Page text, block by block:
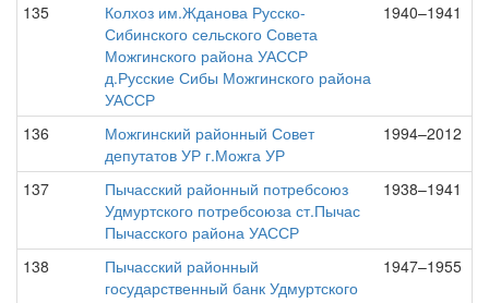
135
Колхоз им.Жданова Русско-
Сибинского сельского Совета
Можгинского района УАССР
д.Русские Сибы Можгинского района
УАССР
1940–1941
136
Можгинский районный Совет
депутатов УР г.Можга УР
1994–2012
137
Пычасский районный потребсоюз
Удмуртского потребсоюза ст.Пычас
Пычасского района УАССР
1938–1941
138
Пычасский районный
государственный банк Удмуртского
1947–1955